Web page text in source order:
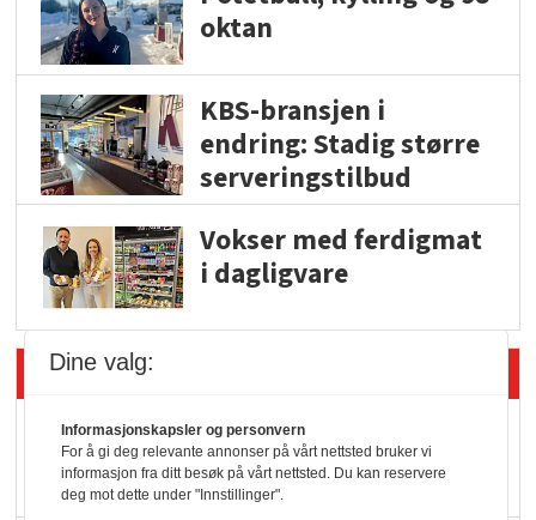
oktan
KBS-bransjen i
endring: Stadig større
serveringstilbud
Vokser med ferdigmat
i dagligvare
Siste artikler - Butikk i praksis
Rema-flaggskip
dundrer videre
Dine valg:
Informasjonskapsler og personvern
For å gi deg relevante annonser på vårt nettsted bruker vi
informasjon fra ditt besøk på vårt nettsted. Du kan reservere
deg mot dette under "Innstillinger".